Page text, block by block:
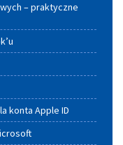
– praktyczne
konta Apple ID